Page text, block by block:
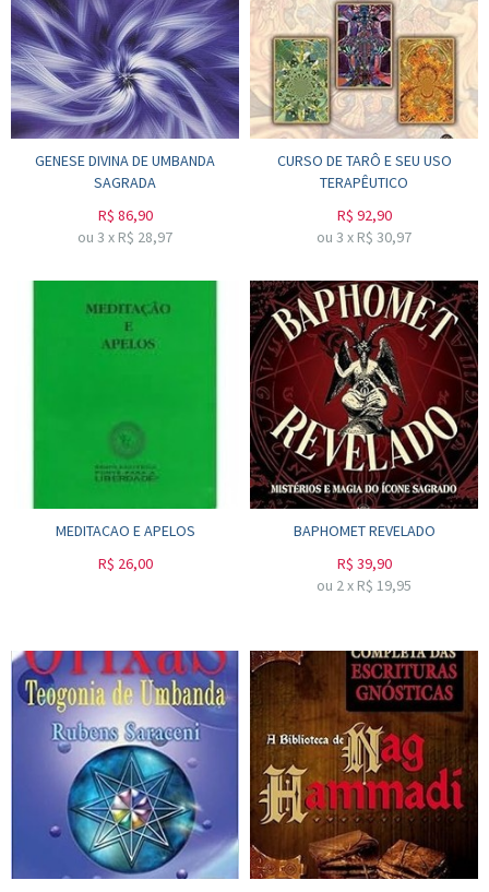
GENESE DIVINA DE UMBANDA
SAGRADA
R$ 86,90
ou 3 x R$ 28,97
CURSO DE TARÔ E SEU USO
TERAPÊUTICO
R$ 92,90
ou 3 x R$ 30,97
MEDITACAO E APELOS
R$ 26,00
BAPHOMET REVELADO
R$ 39,90
ou 2x R$ 19,95